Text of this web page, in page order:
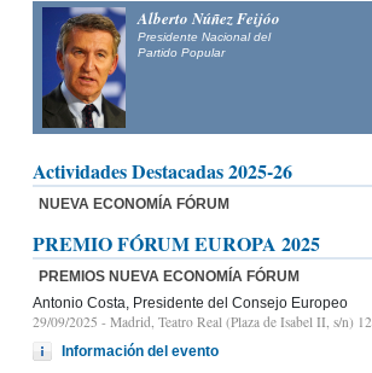
Alberto Núñez Feijóo
Presidente Nacional del
Partido Popular
Actividades Destacadas 2025-26
NUEVA ECONOMÍA FÓRUM
PREMIO FÓRUM EUROPA 2025
PREMIOS NUEVA ECONOMÍA FÓRUM
Antonio Costa, Presidente del Consejo Europeo
29/09/2025 - Madrid, Teatro Real (Plaza de Isabel II, s/n)
Información del evento